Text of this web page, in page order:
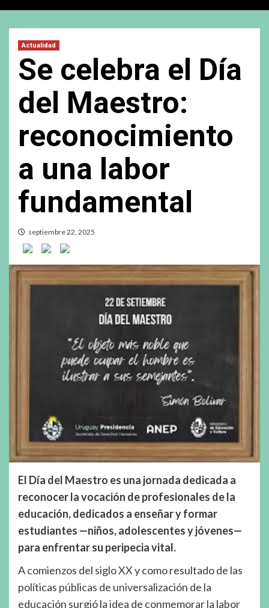
Actualidad
Se celebra el Día
del Maestro:
reconocimiento
a una labor
fundamental
septiembre 22, 2025
El Día del Maestro es una jornada dedicada a
reconocer la vocación de profesionales de la
educación, dedicados a enseñar y formar
estudiantes —niños, adolescentes y jóvenes—
para enfrentar su peripecia vital.
A comienzos del siglo XX y como resultado de las
políticas públicas de universalización de la
educación surgió la idea de conmemorar la labor